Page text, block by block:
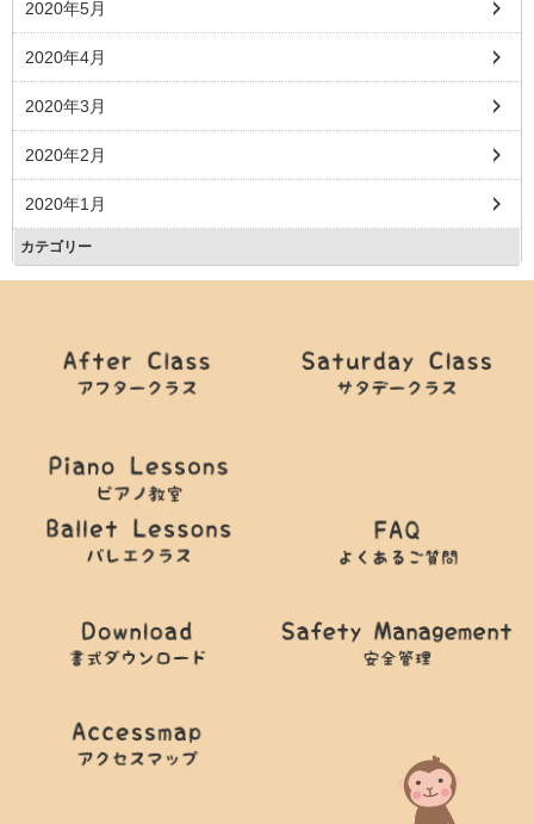
2020年5月
2020年4月
2020年3月
2020年2月
2020年1月
カテゴリー